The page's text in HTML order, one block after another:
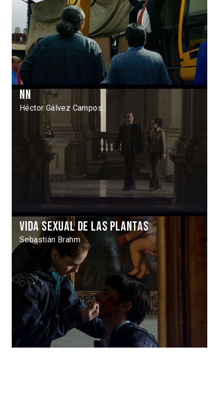
NN
Héctor Gálvez Campos
Vida sexual de las plantas
Sebastián Brahm